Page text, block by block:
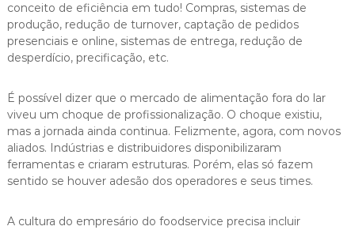
conceito de eficiência em tudo! Compras, sistemas de
produção, redução de turnover, captação de pedidos
presenciais e online, sistemas de entrega, redução de
desperdício, precificação, etc.
É possível dizer que o mercado de alimentação fora do lar
viveu um choque de profissionalização. O choque existiu,
mas a jornada ainda continua. Felizmente, agora, com novos
aliados. Indústrias e distribuidores disponibilizaram
ferramentas e criaram estruturas. Porém, elas só fazem
sentido se houver adesão dos operadores e seus times.
A cultura do empresário do foodservice precisa incluir